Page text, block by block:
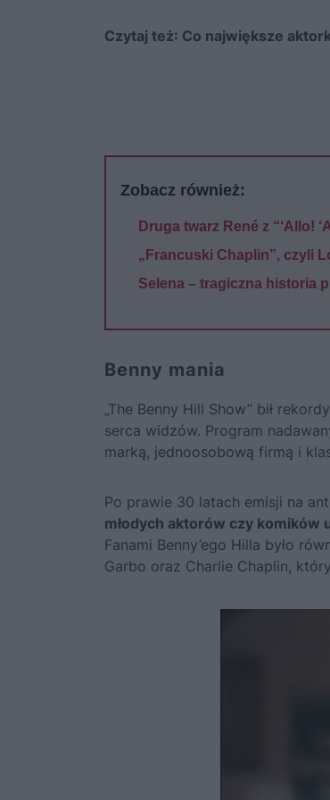
Czytaj też: Co największe
Zobacz również:
Druga twarz René z “‘Allo!
„Francuski Chaplin”, czyli
Selena – tragiczna historia
Benny mania
„The Benny Hill Show” bił
serca widzów. Program
marką, jednoosobową firmą i
Po prawie 30 latach emisji na
młodych aktorów czy komików
Fanami Benny’ego Hilla było
Garbo oraz Charlie Chaplin,